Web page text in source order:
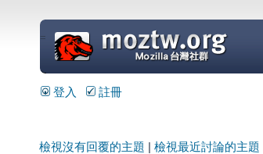
=
登入 註冊
檢視沒有回覆的主題 檢視最近討論的主題